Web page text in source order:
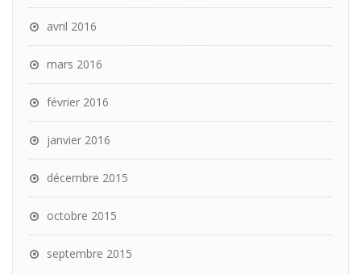
avril 2016
mars 2016
février 2016
janvier 2016
décembre 2015
octobre 2015
septembre 2015